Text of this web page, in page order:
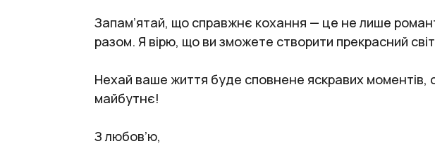
Запам’ятай, що справжнє кохання — це не лише
разом. Я вірю, що ви зможете створити прекрасний
Нехай ваше життя буде сповнене яскравих моментів,
майбутнє!
З любов’ю,